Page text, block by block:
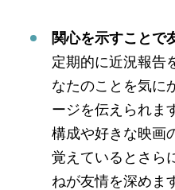
関心を示すことで
定期的に近況報告
なたのことを気に
ージを伝えられま
構成や好きな映画
覚えているとさら
ねが友情を深めま